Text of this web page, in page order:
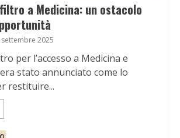
a Medicina: un ostacolo
settembre 2025
per l’accesso a Medicina e
stato annunciato come lo
restituire...